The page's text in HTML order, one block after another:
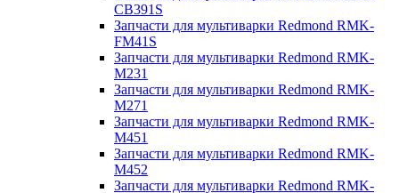
CB391S
Запчасти для мультиварки Redmond RMK-
FM41S
Запчасти для мультиварки Redmond RMK-
M231
Запчасти для мультиварки Redmond RMK-
M271
Запчасти для мультиварки Redmond RMK-
M451
Запчасти для мультиварки Redmond RMK-
M452
Запчасти для мультиварки Redmond RMK-